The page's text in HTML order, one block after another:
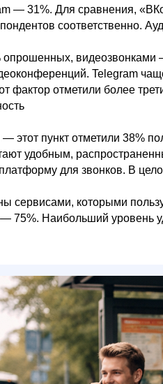
— 31%. Для сравнения,
соответственно.
опрошенных,
Telegram
фактор отметили более
этот пункт отметили 38%
удобным,
для звонков. В
сервисами, которыми
Наибольший уровень